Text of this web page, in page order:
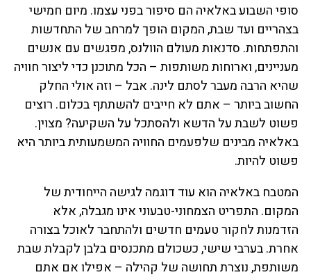
סופי השבוע באלאיה הם סיפור בפני עצמו. מיום חמישי
בצהריים ועד שבת, המקום הופך למרחב של התחדשות
והתפתחות. סדנאות מעולם הוולנס, מפגשים עם אנשים
מעניינים, וארוחות משותפות – הכל מתוכנן כדי ליצור חוויה
שהיא הרבה מעבר לסתם לינה. אבל – וזה אולי החלק
החשוב ביותר – אתם לא חייבים להשתתף בכלום. רוצים
פשוט לשבת על הדשא ולהסתכל על השקיעה? מצוין.
באלאיה מבינים שלפעמים החוויה המשמעותית ביותר היא
פשוט להיות.
המטבח באלאיה הוא עוד דוגמה לגישה הייחודית של
המקום. התפריט הצמחוני-טבעוני אינו מגבלה, אלא
הזדמנות לחקור טעמים חדשים ולהתחבר לאוכל בצורה
אחרת. בערבי שישי, כשכולם מתכנסים בלבן לקבלת שבת
משותפת, נוצרת תחושה של קהילה – אפילו אם אתם